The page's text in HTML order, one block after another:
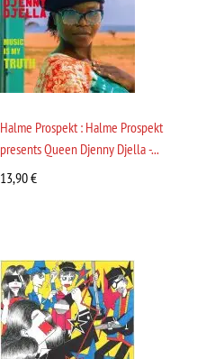
Halme Prospekt : Halme Prospekt
presents Queen Djenny Djella -...
13,90€